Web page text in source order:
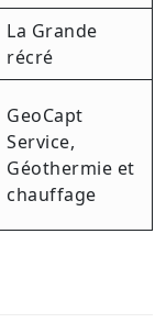
La Grande
récré
GeoCapt
Service,
Géothermie et
chauffage